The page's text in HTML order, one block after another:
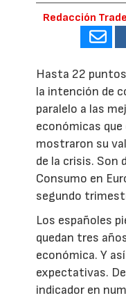
Redacción
Hasta 22
la intención de
paralelo a las
económicas que
mostraron su
de la crisis. Son
Consumo en
segundo
Los españoles
quedan tres
económica. Y
expectativas.
indicador en